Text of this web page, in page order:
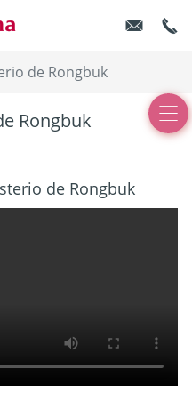
de Rongbuk
Rongbuk
de Rongbuk